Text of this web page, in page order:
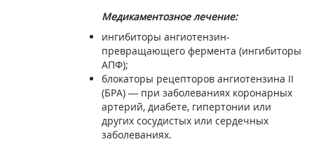
Медикаментозное лечение:
ингибиторы ангиотензин-
превращающего фермента (ингибиторы
АПФ);
блокаторы рецепторов ангиотензина II
(БРА) — при заболеваниях коронарных
артерий, диабете, гипертонии или
других сосудистых или сердечных
заболеваниях.